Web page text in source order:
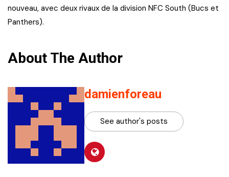
nouveau, avec deux rivaux de la division NFC South (Bucs et
Panthers).
About The Author
damienforeau
See author's posts